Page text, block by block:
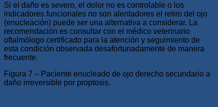
Si el daño es severo, el dolor no es controlable o los
indicadores funcionales no son alentadores el retiro del ojo
(enucleación) puede ser una alternativa a considerar. La
recomendación es consultar con el médico veterinario
oftalmólogo certificado para la atención y seguimiento de
esta condición observada desafortunadamente de manera
frecuente.
Figura 7 – Paciente enucleado de ojo derecho secundario a
daño irreversible por proptosis.